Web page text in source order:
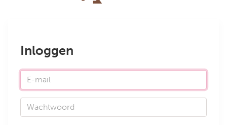
Inloggen
E-mail
Wachtwoord